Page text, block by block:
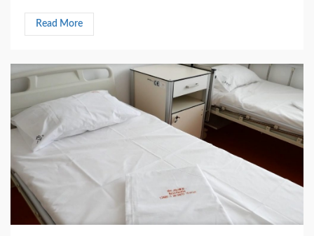
Read More